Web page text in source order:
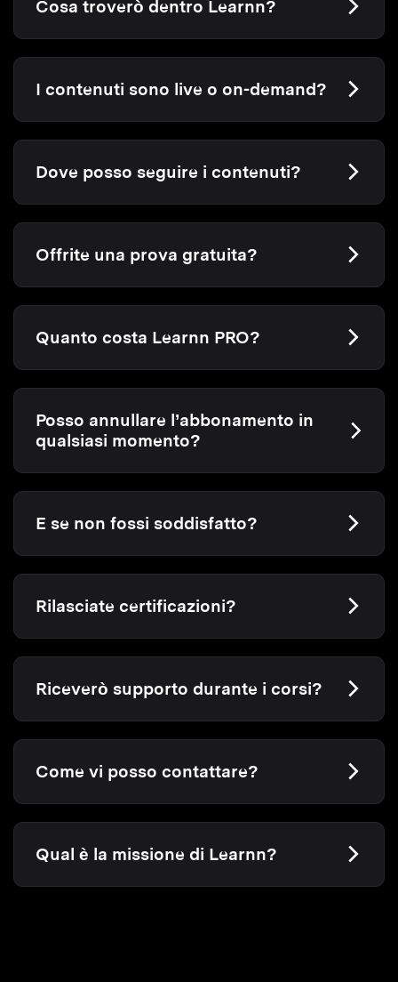
Cosa troverò dentro Learnn?
I contenuti sono live o on-demand?
Dove posso seguire i contenuti?
Offrite una prova gratuita?
Quanto costa Learnn PRO?
Posso annullare l’abbonamento in
qualsiasi momento?
E se non fossi soddisfatto?
Rilasciate certificazioni?
Riceverò supporto durante i corsi?
Come vi posso contattare?
Qual è la missione di Learnn?